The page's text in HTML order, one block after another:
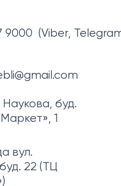
9000 (Viber,
Наукова, буд.
1
вул.
22 (ТЦ